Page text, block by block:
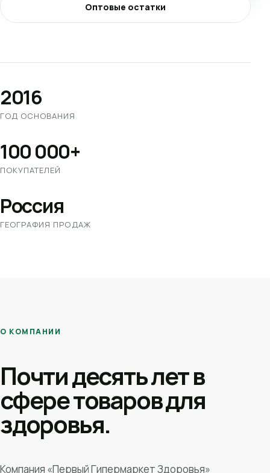
Оптовые остатки
2016
ГОД ОСНОВАНИЯ
100 000+
ПОКУПАТЕЛЕЙ
Россия
ГЕОГРАФИЯ ПРОДАЖ
О КОМПАНИИ
Почти десять лет в
сфере товаров для
здоровья.
Компания «Первый Гипермаркет Здоровья»